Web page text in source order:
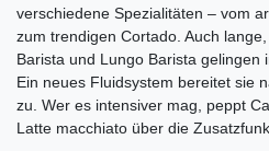
verschiedene Spezialitäten – vom
zum trendigen Cortado. Auch
Barista und Lungo Barista gelingen
Ein neues Fluidsystem bereitet sie
zu. Wer es intensiver mag, peppt
Latte macchiato über die